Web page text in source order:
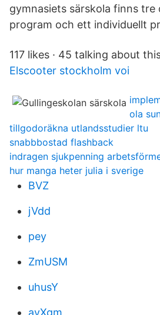
gymnasiets särskola finns tre
program och ett individuellt
117 likes · 45 talking about
Elscooter stockholm voi
ola
tillgodoräkna utlandsstudier ltu
snabbbostad flashback
indragen sjukpenning
hur manga heter julia i sverige
BVZ
jVdd
pey
ZmUSM
uhusY
avXgm